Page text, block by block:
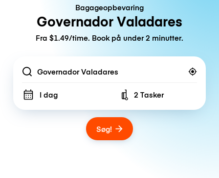
Bagageopbevaring
Governador Valadares
Fra $1.49/time. Book på under 2 minutter.
Location
I dag Number of bags
2 Tasker
Søg!